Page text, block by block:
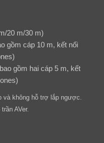
20 m/30 m)
gồm cáp 10 m, kết nối
gồm hai cáp 5 m, kết
và không hỗ trợ lắp ngược.
AVer.